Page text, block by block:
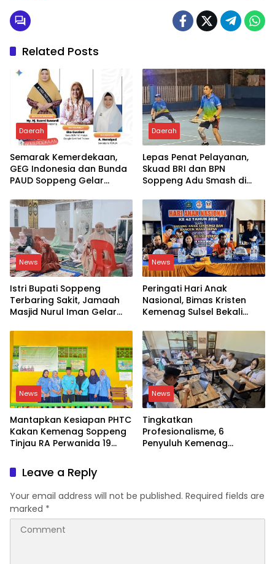
Related Posts
Daerah
Semarak Kemerdekaan,
GEG Indonesia dan Bunda
PAUD Soppeng Gelar
Daerah
Lepas Penat Pelayanan,
Skuad BRI dan BPN
Soppeng Adu Smash di
News
Istri Bupati Soppeng
Terbaring Sakit, Jamaah
Masjid Nurul Iman Gelar
News
Peringati Hari Anak
Nasional, Bimas Kristen
Kemenag Sulsel Bekali
News
Mantapkan Kesiapan PHTC
Kakan Kemenag Soppeng
Tinjau RA Perwanida 19
News
Tingkatkan
Profesionalisme, 6
Penyuluh Kemenag
Leave a Reply
Your email address will not be published. Required fields are
marked *